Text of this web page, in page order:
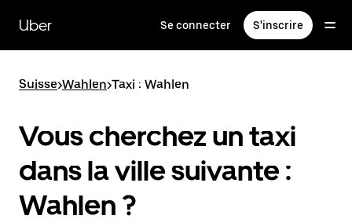
contenu
principal
Uber Se connecter S'inscrire
Suisse>Wahlen>Taxi : Wahlen
Vous cherchez un taxi
dans la ville suivante :
Wahlen ?